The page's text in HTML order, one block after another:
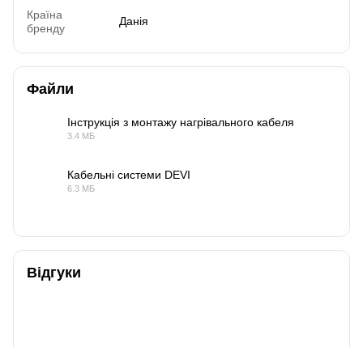
Країна
бренду
Данія
Файли
Інструкція з монтажу нагрівального кабеля
3.4 МБ
Кабельні системи DEVI
6.3 МБ
Відгуки